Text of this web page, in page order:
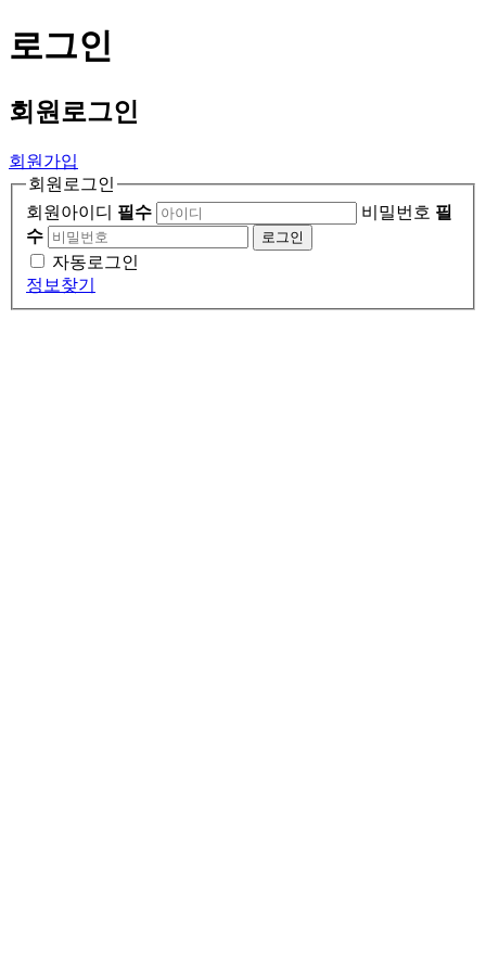
로그인
회원 로그인
회원가입
회원로그인
회원아이디 필수 비밀번호 필
수
로그인
자동로그인
정보찾기